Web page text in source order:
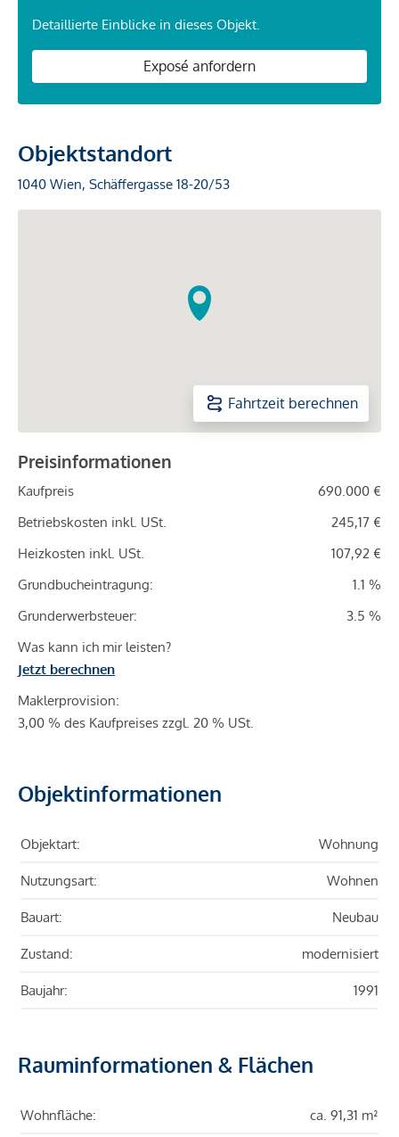
Detaillierte Einblicke in dieses Objekt.
Exposé anfordern
Objektstandort
1040 Wien, Schäffergasse 18-20/53
Fahrtzeit berechnen
Preisinformationen
Kaufpreis
690.000 €
Betriebskosten inkl. USt.
245,17 €
Heizkosten inkl. USt.
107,92 €
Grundbucheintragung:
1.1 %
Grunderwerbsteuer:
3.5 %
Was kann ich mir leisten?
Jetzt berechnen
Maklerprovision:
3,00 % des Kaufpreises zzgl. 20 % USt.
Objektinformationen
Objektart: Wohnung
Nutzungsart: Wohnen
Bauart: Neubau
Zustand: modernisiert
Baujahr: 1991
Rauminformationen & Flächen
Wohnfläche: ca. 91,31 m²